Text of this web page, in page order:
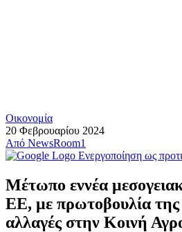
Οικονομία
20 Φεβρουαρίου 2024
Από NewsRoom1
Ενεργοποίηση ως
Μέτωπο εννέα
ΕΕ, με πρωτοβουλία της
αλλαγές στην Κοινή